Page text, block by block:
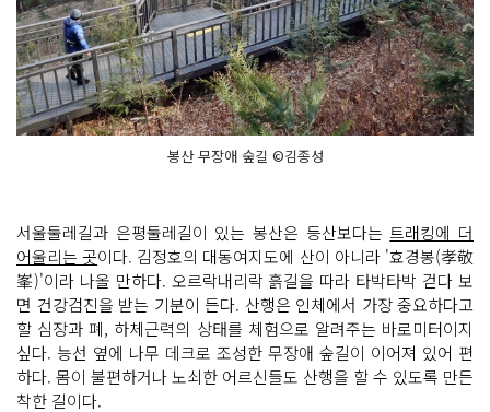
봉산 무장애 숲길 ©김종성
서울둘레길과 은평둘레길이 있는 봉산은 등산보다는트래킹에 더
어울리는 곳이다. 김정호의 대동여지도에 산이 아니라 '효경봉(孝敬
峯)'이라 나올 만하다. 오르락내리락 흙길을 따라 타박타박 걷다 보
면 건강검진을 받는 기분이 든다. 산행은 인체에서 가장 중요하다고
할 심장과 폐, 하체근력의 상태를 체험으로 알려주는 바로미터이지
싶다. 능선 옆에 나무 데크로 조성한 무장애 숲길이 이어져 있어 편
하다. 몸이 불편하거나 노쇠한 어르신들도 산행을 할 수 있도록 만든
착한 길이다.